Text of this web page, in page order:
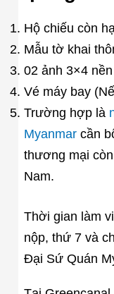
Hộ chiếu còn
Mẫu tờ khai
02 ảnh 3×4
Vé máy bay
Trường hợp là
Myanmarcần
thương mại
Nam.
Thời gian làm
nộp, thứ 7 và
Đại Sứ Quán